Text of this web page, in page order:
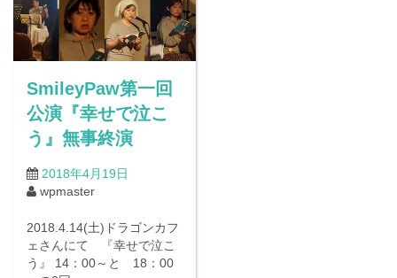
SmileyPaw第一回
公演『幸せで泣こ
う』無事終演
2018年4月19日
wpmaster
2018.4.14(土)ドラゴンカフ
ェさんにて 『幸せで泣こ
う』 14：00～と 18：00